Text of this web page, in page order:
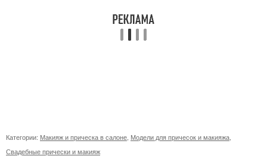
Категории: Макияж и прическа в салоне Модели для причесок и макияжа
Свадебные прически и макияж